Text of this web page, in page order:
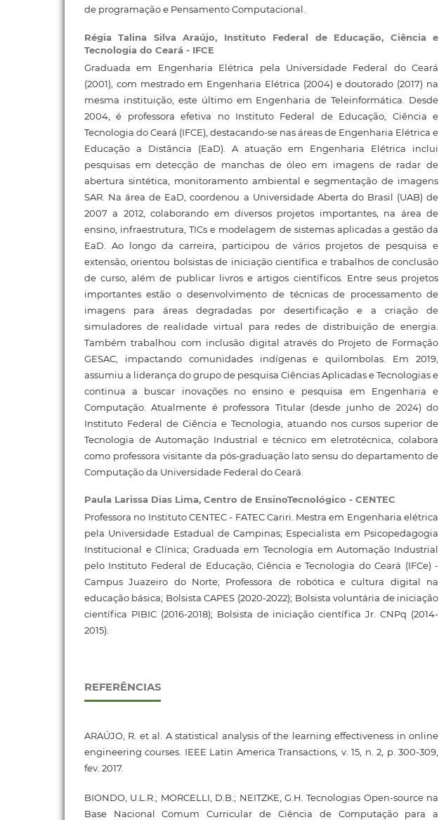
de programação e Pensamento Computacional.
Régia Talina Silva Araújo, Instituto Federal de Educação, Ciência e
Tecnologia do Ceará - IFCE
Graduada em Engenharia Elétrica pela Universidade Federal do Ceará
(2001), com mestrado em Engenharia Elétrica (2004) e doutorado (2017) na
mesma instituição, este último em Engenharia de Teleinformática. Desde
2004, é professora efetiva no Instituto Federal de Educação, Ciência e
Tecnologia do Ceará (IFCE), destacando-se nas áreas de Engenharia Elétrica e
Educação a Distância (EaD). A atuação em Engenharia Elétrica inclui
pesquisas em detecção de manchas de óleo em imagens de radar de
abertura sintética, monitoramento ambiental e segmentação de imagens
SAR. Na área de EaD, coordenou a Universidade Aberta do Brasil (UAB) de
2007 a 2012, colaborando em diversos projetos importantes, na área de
ensino, infraestrutura, TICs e modelagem de sistemas aplicadas a gestão da
EaD. Ao longo da carreira, participou de vários projetos de pesquisa e
extensão, orientou bolsistas de iniciação científica e trabalhos de conclusão
de curso, além de publicar livros e artigos científicos. Entre seus projetos
importantes estão o desenvolvimento de técnicas de processamento de
imagens para áreas degradadas por desertificação e a criação de
simuladores de realidade virtual para redes de distribuição de energia.
Também trabalhou com inclusão digital através do Projeto de Formação
GESAC, impactando comunidades indígenas e quilombolas. Em 2019,
assumiu a liderança do grupo de pesquisa Ciências Aplicadas e Tecnologias e
continua a buscar inovações no ensino e pesquisa em Engenharia e
Computação. Atualmente é professora Titular (desde junho de 2024) do
Instituto Federal de Ciência e Tecnologia, atuando nos cursos superior de
Tecnologia de Automação Industrial e técnico em eletrotécnica, colabora
como professora visitante da pós-graduação lato sensu do departamento de
Computação da Universidade Federal do Ceará.
Paula Larissa Dias Lima, Centro de EnsinoTecnológico - CENTEC
Professora no Instituto CENTEC - FATEC Cariri. Mestra em Engenharia elétrica
pela Universidade Estadual de Campinas; Especialista em Psicopedagogia
Institucional e Clínica; Graduada em Tecnologia em Automação Industrial
pelo Instituto Federal de Educação, Ciência e Tecnologia do Ceará (IFCe) -
Campus Juazeiro do Norte; Professora de robótica e cultura digital na
educação básica; Bolsista CAPES (2020-2022); Bolsista voluntária de iniciação
científica PIBIC (2016-2018); Bolsista de iniciação científica Jr. CNPq (2014-
2015).
REFERÊNCIAS
ARAÚJO, R. et al. A statistical analysis of the learning effectiveness in online
engineering courses. IEEE Latin America Transactions, v. 15, n. 2, p. 300-309,
fev. 2017.
BIONDO, U.L.R.; MORCELLI, D.B.; NEITZKE, G.H. Tecnologias Open-source na
Base Nacional Comum Curricular de Ciência de Computação para a